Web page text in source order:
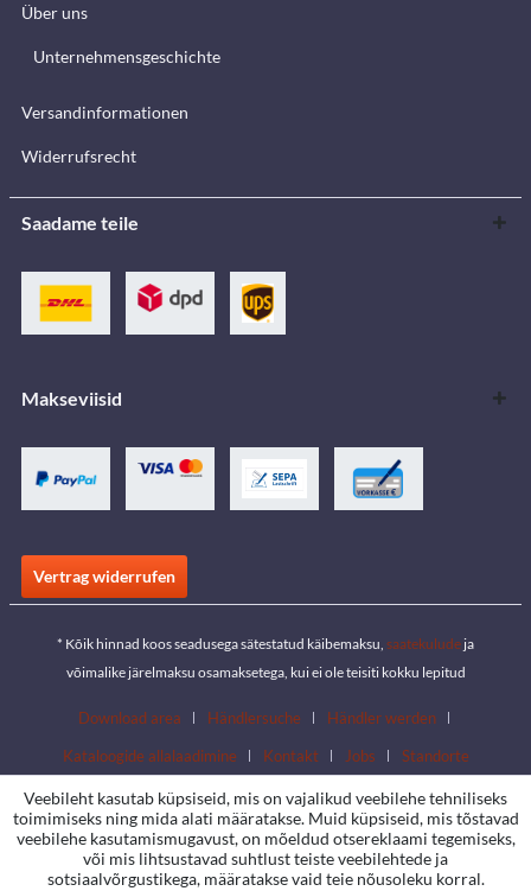
Über uns
Unternehmensgeschichte
Versandinformationen
Widerrufsrecht
Saadame teile
Makseviisid
Vertrag widerrufen
* Kõik hinnad koos seadusega sätestatud käibemaksu, saatekulude ja
võimalike järelmaksu osamaksetega, kui ei ole teisiti kokku lepitud
Download area Händlersuche
Händler werden
Kataloogide allalaadimine
Kontakt Jobs Standorte
Veebileht kasutab küpsiseid, mis on vajalikud veebilehe tehniliseks
toimimiseks ning mida alati määratakse. Muid küpsiseid, mis tõstavad
veebilehe kasutamismugavust, on mõeldud otsereklaami tegemiseks,
või mis lihtsustavad suhtlust teiste veebilehtede ja
sotsiaalvõrgustikega, määratakse vaid teie nõusoleku korral.